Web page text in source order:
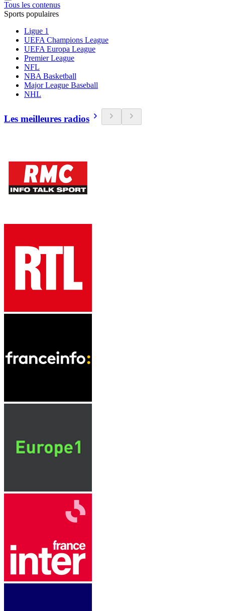
Tous les contenus
Sports populaires
Ligue 1
UEFA Champions League
UEFA Europa League
Premier League
NFL
NBA Basketball
Major League Baseball
NHL
Les meilleures radios